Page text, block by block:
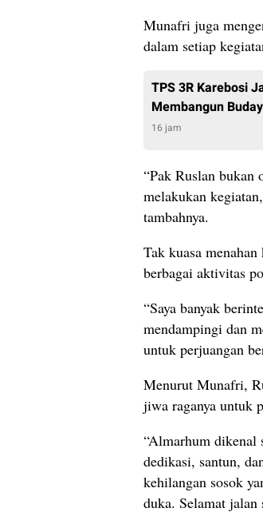
Munafri juga
dalam setiap
TPS 3R Karebosi
Membangun
16 jam
“Pak Ruslan bukan
melakukan
tambahnya.
Tak kuasa
berbagai aktivitas
“Saya banyak
mendampingi dan
untuk perjuangan
Menurut Munafri,
jiwa raganya untuk
“Almarhum dikenal
dedikasi, santun,
kehilangan sosok
duka. Selamat